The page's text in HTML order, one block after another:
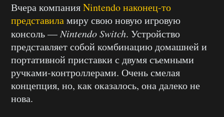
Вчера компанияNintendo наконец-то
представиламиру свою новую игровую
консоль —Nintendo Switch. Устройство
представляет собой комбинацию домашней и
портативной приставки с двумя съемными
ручками-контроллерами. Очень смелая
концепция, но, как оказалось, она далеко не
нова.